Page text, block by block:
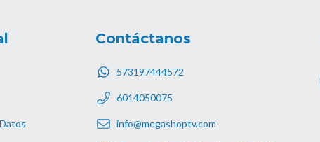
Contáctanos
573197444572
6014050075
info@megashoptv.com